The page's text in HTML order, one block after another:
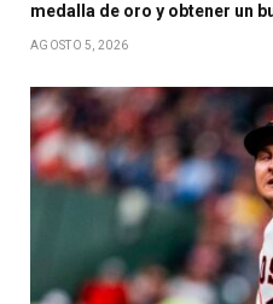
medalla de oro y obtener un
AGOSTO 5, 2026